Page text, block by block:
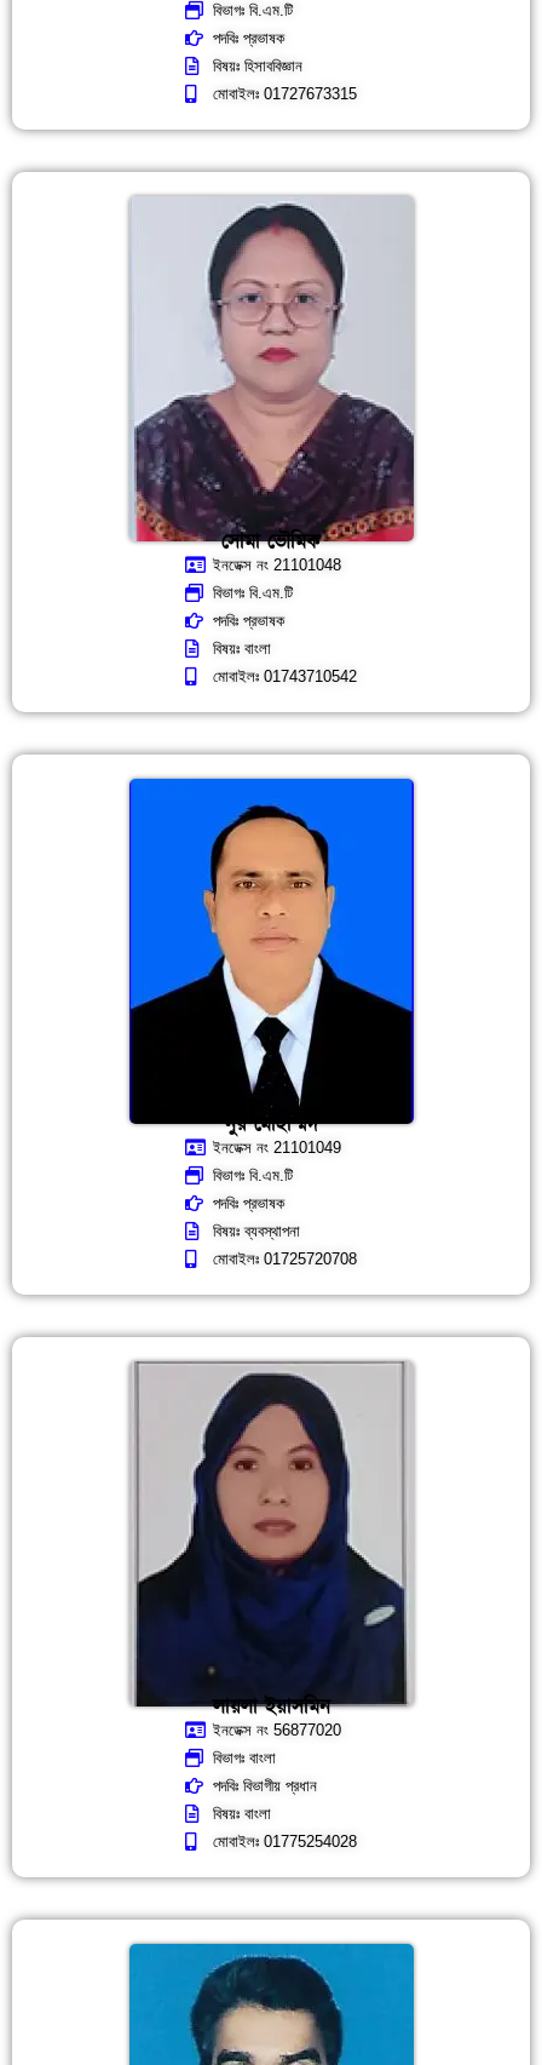
বিভাগঃ বি.এম.টি
পদবিঃ প্রভাষক
বিষয়ঃ হিসাববিজ্ঞান
মোবাইলঃ 01727673315
সোমা ভৌমিক
ইনডেক্স নং 21101048
বিভাগঃ বি.এম.টি
পদবিঃ প্রভাষক
বিষয়ঃ বাংলা
মোবাইলঃ 01743710542
নুর মোহাম্মদ
ইনডেক্স নং 21101049
বিভাগঃ বি.এম.টি
পদবিঃ প্রভাষক
বিষয়ঃ ব্যবস্থাপনা
মোবাইলঃ 01725720708
লায়লা ইয়াসমিন
ইনডেক্স নং 56877020
বিভাগঃ বাংলা
পদবিঃ বিভাগীয় প্রধান
বিষয়ঃ বাংলা
মোবাইলঃ 01775254028